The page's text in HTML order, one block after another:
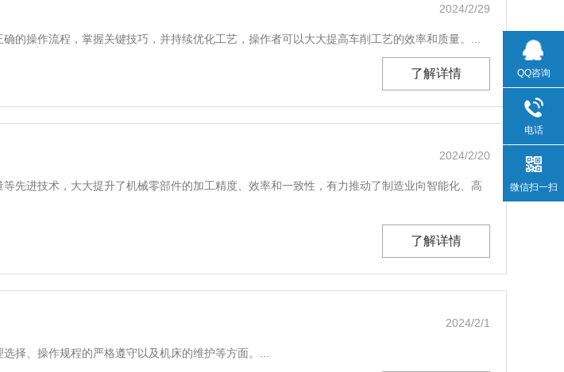
2024/2/29
操作流程，掌握关键技巧，并持续优化工艺，操作者可以大大提高车削工艺的效率和质量。...
了解详情
2024/2/20
先进技术，大大提升了机械零部件的加工精度、效率和一致性，有力推动了制造业向智能化、高
了解详情
2024/2/1
择、操作规程的严格遵守以及机床的维护等方面。...
QQ咨询
电话
微信扫一扫